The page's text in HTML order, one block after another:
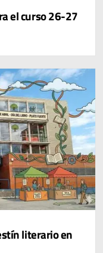
el curso 26-27
literario en